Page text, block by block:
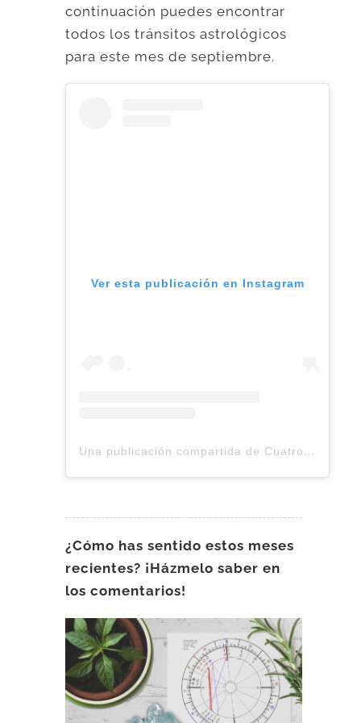
continuación puedes encontrar
todos los tránsitos astrológicos
para este mes de septiembre.
Ver esta publicación en Instagram
Una publicación compartida de Cuatro Lunas Tarot Astrología (@cuatrolunasco)
¿Cómo has sentido estos meses
recientes? ¡Házmelo saber en
los comentarios!